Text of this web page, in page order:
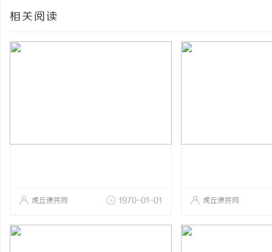
相关阅读
虎丘便民网 1970-01-01 虎丘便民网